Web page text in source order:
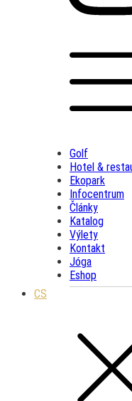
Golf
Hotel &
Ekopark
Infocentrum
Články
Katalog
Výlety
Kontakt
Jóga
Eshop
CS